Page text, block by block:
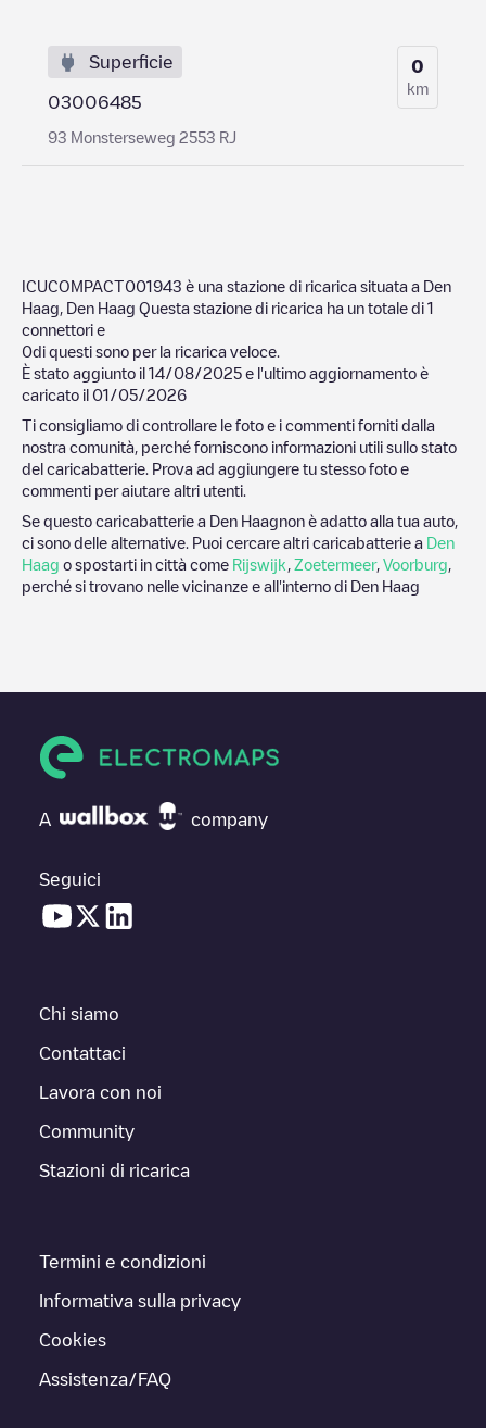
Superficie
03006485
93 Monsterseweg 2553 RJ
0
km
ICUCOMPACT001943 è una stazione di ricarica situata a Den
Haag Den Haag Questa stazione di ricarica ha un totale di 1
connettori e
0di questi sono per la ricarica veloce.
È stato aggiunto il 14/08/2025 e l'ultimo aggiornamento è
caricato il 01/05/2026
Ti consigliamo di controllare le foto e i commenti forniti dalla
nostra comunità, perché forniscono informazioni utili sullo stato
del caricabatterie. Prova ad aggiungere tu stesso foto e
commenti per aiutare altri utenti.
Se questo caricabatterie a Den Haagnon è adatto alla tua auto,
ci sono delle alternative. Puoi cercare altri caricabatterie a Den
Haag o spostarti in città come Rijswijk Zoetermeer, Voorburg
perché si trovano nelle vicinanze e all'interno di Den Haag
A company
Seguici
Chi siamo
Contattaci
Lavora con noi
Community
Stazioni di ricarica
Termini e condizioni
Informativa sulla privacy
Cookies
Assistenza/FAQ